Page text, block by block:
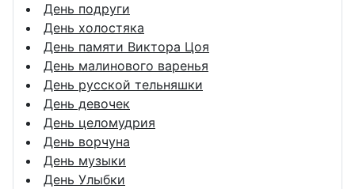
День подруги
День холостяка
День памяти Виктора Цоя
День малинового варенья
День русской тельняшки
День девочек
День целомудрия
День ворчуна
День музыки
День Улыбки